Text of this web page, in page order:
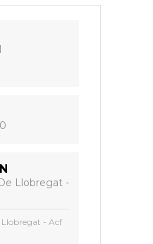
Llobregat -
Llobregat - Acf